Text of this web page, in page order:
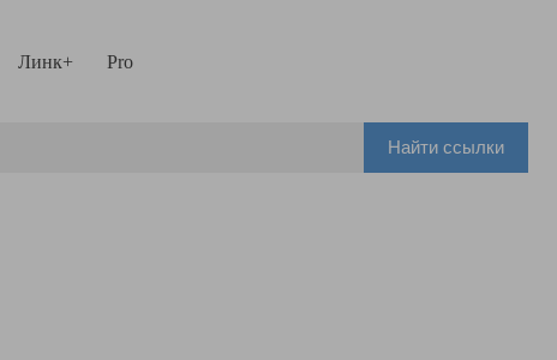
Линк+ Pro
Найти ссылки